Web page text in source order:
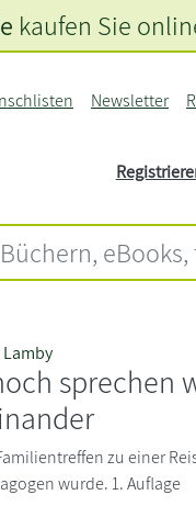
Newsletter
kaufen Sie
sprechen
zu einer
wurde. 1. Auflage